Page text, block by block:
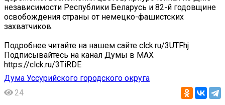
независимости Республики Беларусь и 82-й годовщине
освобождения страны от немецко-фашистских
захватчиков.
Подробнее читайте на нашем сайте clck.ru/3UTFhj
Подписывайтесь на канал Думы в МАХ
https://clck.ru/3TiRDE
Дума Уссурийского городского округа
24